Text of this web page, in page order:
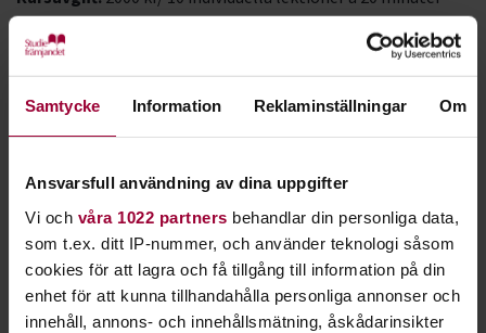
Samtycke Information Reklaminställningar Om
Ansvarsfull användning av dina uppgifter
Vi och våra 1022 partners behandlar din personliga data,
som t.ex. ditt IP-nummer, och använder teknologi såsom
cookies för att lagra och få tillgång till information på din
enhet för att kunna tillhandahålla personliga annonser och
innehåll, annons- och innehållsmätning, åskådarinsikter
TEATER
Teaterkurs - Öppen för alla
Kursstart:Vecka 5
För mer info och anmälan>
Teaterkurs för vuxna - Fortsättare
Kursen äger rum i Ekeby Bruk och vänder sig till dig över 20